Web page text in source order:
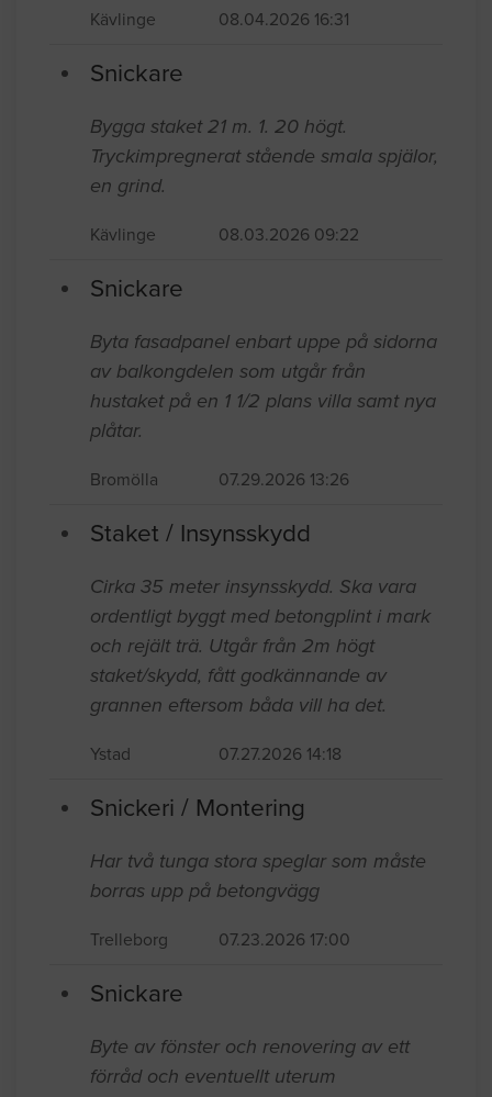
Kävlinge 08.04.2026 16:31
Snickare
Bygga staket 21 m. 1. 20 högt.
Tryckimpregnerat stående smala spjälor,
en grind.
Kävlinge 08.03.2026 09:22
Snickare
Byta fasadpanel enbart uppe på sidorna
av balkongdelen som utgår från
hustaket på en 1 1/2 plans villa samt nya
plåtar.
Bromölla 07.29.2026 13:26
Staket / Insynsskydd
Cirka 35 meter insynsskydd. Ska vara
ordentligt byggt med betongplint i mark
och rejält trä. Utgår från 2m högt
staket/skydd, fått godkännande av
grannen eftersom båda vill ha det.
Ystad 07.27.2026 14:18
Snickeri / Montering
Har två tunga stora speglar som måste
borras upp på betongvägg
Trelleborg 07.23.2026 17:00
Snickare
Byte av fönster och renovering av ett
förråd och eventuellt uterum